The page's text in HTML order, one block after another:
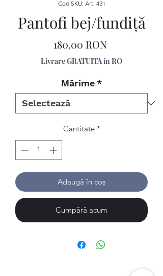
Cod SKU: Art. 431
Pantofi bej/fundiţă
180,00 RONPreț
Livrare GRATUITA in RO
Mărime *
Cantitate *
Adaugă în coș
Cumpără acum